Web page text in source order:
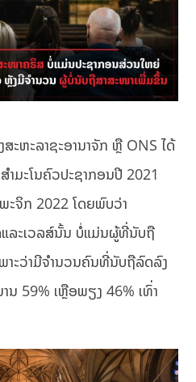
ະຫະລາຊະອານາຈັກ ຫຼື ONS ໄດ້
ມະໂນຄົວປະຊາກອນປີ 2021
ະຈິກ 2022 ໂດຍພົບວ່າ
ລະເວລສ໌ນັ້ນ ບໍ່ແມ່ນຜູ້ທີ່ນັບຖື
າະວ່າມີຈຳນວນຄົນທີ່ນັບຖືລົດລົງ
ນ 59% ເຫຼືອພຽງ 46% ເທົ່າ